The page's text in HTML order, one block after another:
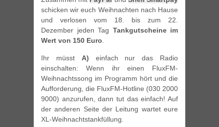
schicken wir euch Weihnachten nach Hause
und verlosen vom 18. bis zum 22.
Dezember jeden Tag Tankgutscheine im
Wert von 150 Euro.
Ihr müsst A) einfach nur das Radio
einschalten: Wenn ihr einen FluxFM-
Weihnachtssong im Programm hört und die
Aufforderung, die FluxFM-Hotline (030 2000
9000) anzurufen, dann tut das einfach! Auf
der anderen Seite der Leitung wartet eure
XL-Weihnachtstankfüllung.